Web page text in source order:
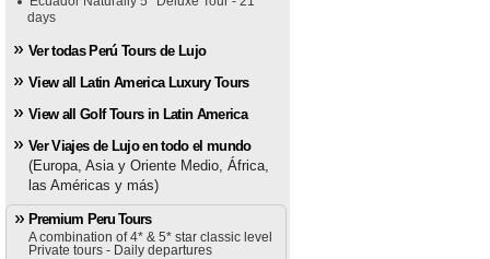
days
Ver todas Perú Tours de Lujo
View all Latin America Luxury Tours
View all Golf Tours in Latin America
Ver Viajes de Lujo en todo el mundo
(Europa, Asia y Oriente Medio, África,
las Américas y más)
Premium Peru Tours
A combination of 4* & 5* star classic level
Private tours - Daily departures